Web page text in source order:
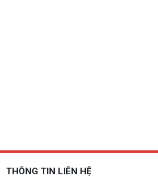
THÔNG TIN LIÊN HỆ